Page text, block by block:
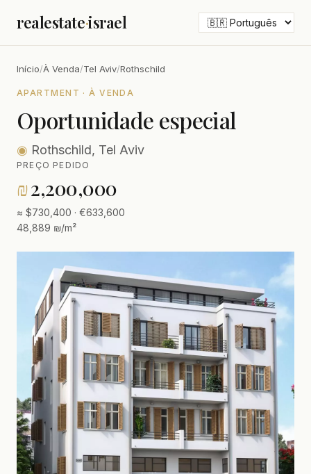
realestate·israel
Início/À Venda/Tel Aviv/Rothschild
APARTMENT · À VENDA
Oportunidade especial
◉ Rothschild, Tel Aviv
PREÇO PEDIDO
₪2,200,000
≈ $730,400 · €633,600
48,889 ₪/m²